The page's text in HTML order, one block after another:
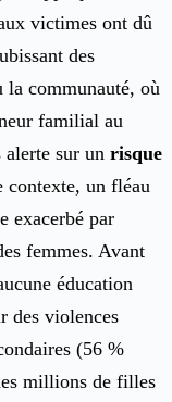
victimes ont dû
des
la communauté, où
familial au
sur un risque
contexte, un fléau
exacerbé par
femmes. Avant
éducation
des violences
(56 %
millions de filles